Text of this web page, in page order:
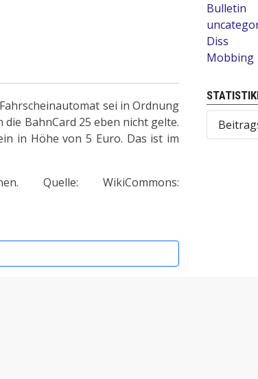
sei in Ordnung
BahnCard 25 eben nicht gelte.
in Höhe von 5 Euro. Das ist im
Quelle: WikiCommons:
Bulletin
Diss
Mobbing